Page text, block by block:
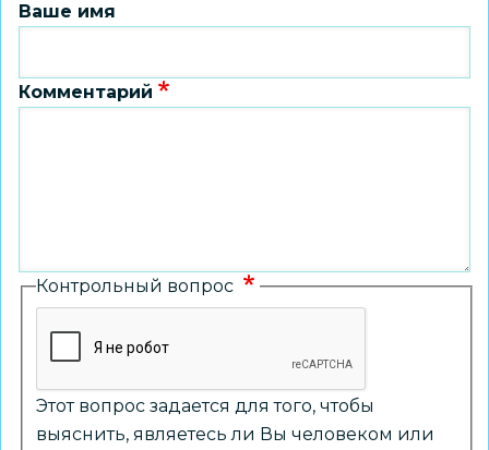
Ваше имя
Комментарий
Контрольный вопрос
Этот вопрос задается для того, чтобы
выяснить, являетесь ли Вы человеком или